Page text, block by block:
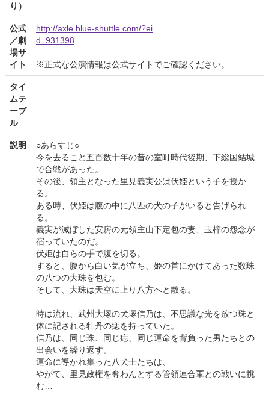
り）
公式
／劇
場サ
イト
http://axle.blue-shuttle.com/?ei
d=931398
※正式な公演情報は公式サイトでご確認ください。
タイ
ムテ
ーブ
ル
説明
○あらすじ○
今を去ること五百数十年の昔の室町時代後期、下総国結城
で合戦があった。
その後、領主となった里見義実公は伏姫という子を授か
る。
ある時、伏姫は腹の中に八匹の犬の子がいると告げられ
る。
義実が滅ぼした安房の元領主山下定包の妻、玉梓の怨念が
宿っていたのだ。
伏姫は自らの手で腹を切る。
すると、腹から白い気が立ち、姫の首にかけてあった数珠
の八つの大珠を包む。
そして、大珠は天空に上り八方へと散る。
時は流れ、武州大塚の犬塚信乃は、不思議な光を放つ珠と
体に記される牡丹の痣を持っていた。
信乃は、同じ珠、同じ痣、同じ運命を背負った男たちとの
出会いを繰り返す。
運命に導かれ集った八犬士たちは、
やがて、里見政権を奪わんとする管領連合軍との戦いに挑
む…